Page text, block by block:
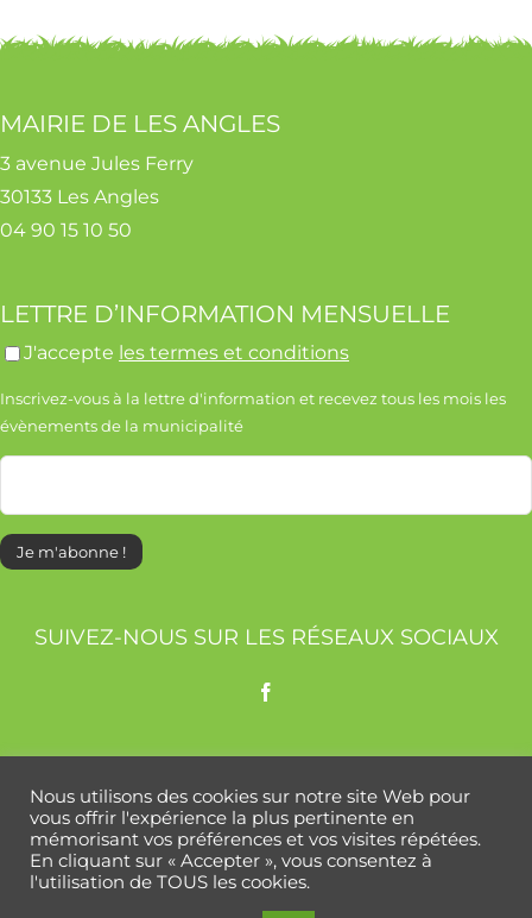
MAIRIE DE LES ANGLES
3 avenue Jules Ferry
30133 Les Angles
04 90 15 10 50
LETTRE D’INFORMATION MENSUELLE
J'accepte les termes et conditions
Inscrivez-vous à la lettre d'information et recevez tous les mois les
évènements de la municipalité
SUIVEZ-NOUS SUR LES RÉSEAUX SOCIAUX
Nous utilisons des cookies sur notre site Web pour
vous offrir l'expérience la plus pertinente en
mémorisant vos préférences et vos visites répétées.
En cliquant sur « Accepter », vous consentez à
l'utilisation de TOUS les cookies.